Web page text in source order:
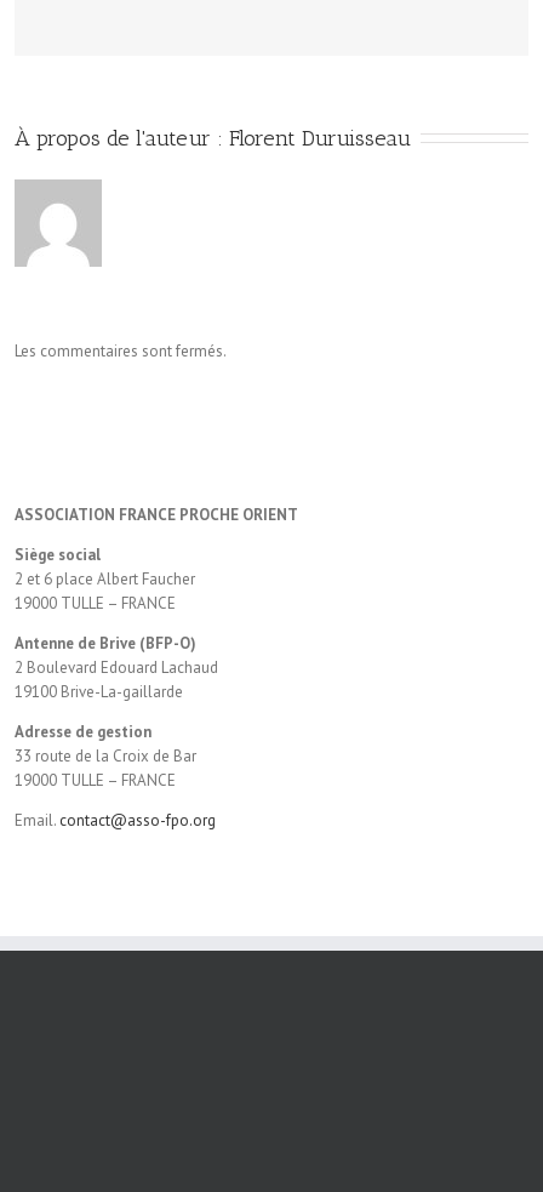
À propos de l'auteur : Florent Duruisseau
Les commentaires sont fermés.
ASSOCIATION FRANCE PROCHE ORIENT
Siège social
2 et 6 place Albert Faucher
19000 TULLE – FRANCE
Antenne de Brive (BFP-O)
2 Boulevard Edouard Lachaud
19100 Brive-La-gaillarde
Adresse de gestion
33 route de la Croix de Bar
19000 TULLE – FRANCE
Email. contact@asso-fpo.org